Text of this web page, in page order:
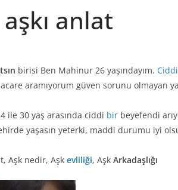
anlat
birisi Ben Mahinur 26 yaşındayım. Ciddi
aramıyorum güven sorunu olmayan
ile 30 yaş arasında ciddi bir beyefendi
yaşasın yeterki, maddi durumu iyi
Aşk nedir, Aşk evliliği, Aşk Arkadaşlığı